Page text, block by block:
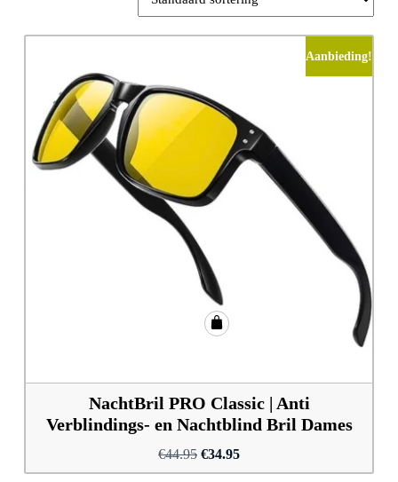
Aanbieding!
NachtBril PRO Classic | Anti
Verblindings- en Nachtblind Bril Dames
€44.95 Oorspronkelijke
prijs
€34.95Huidige
prijs